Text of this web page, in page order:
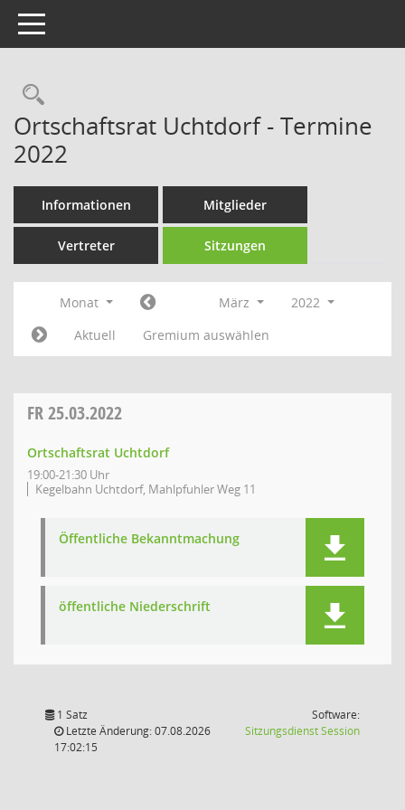
Toggle navigation
Rechercheauswahl
Ortschaftsrat Uchtdorf - Termine
2022
Informationen Mitglieder
Vertreter Sitzungen
Monat März
2022
Aktuell
Gremium auswählen
FR25.03.2022
Ortschaftsrat Uchtdorf
19:00-21:30 Uhr
Kegelbahn Uchtdorf, Mahlpfuhler Weg 11
Öffentliche Bekanntmachung
öffentliche Niederschrift
1 Satz
Letzte Änderung: 07.08.2026
17:02:15
Software:
SitzungsdienstSession(Wird in